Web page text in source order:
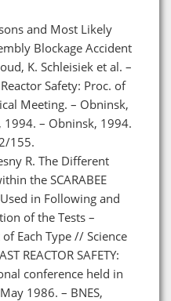
and Most Likely
Blockage Accident
K. Schleisiek et al. –
Safety: Proc. of
Meeting. – Obninsk,
1994. – Obninsk, 1994.
155.
R. The Different
the SCARABEE
in Following and
of the Tests –
Each Type // Science
REACTOR SAFETY:
conference held in
1986. – BNES,